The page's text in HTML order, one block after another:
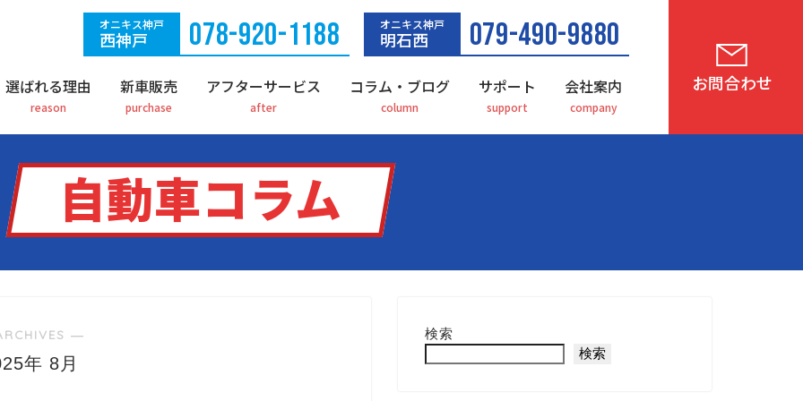
オニキス神戸
西神戸 078-920-1188 オニキス神戸
明石西 079-490-9880
選ばれる理由 新車販売 アフターサービス コラム・ブログ サポート 会社案内 お問合わせ
自動車コラム
―
年 8月
検索
検索